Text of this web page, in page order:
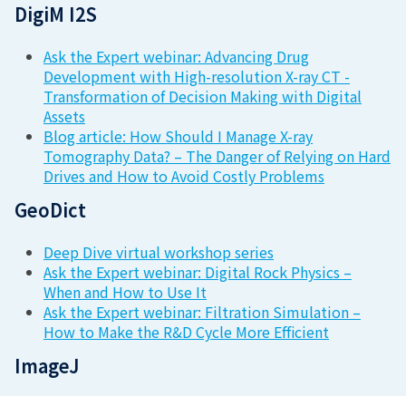
DigiM I2S
Ask the Expert webinar: Advancing Drug
Development with High-resolution X-ray CT -
Transformation of Decision Making with Digital
Assets
Blog article: How Should I Manage X-ray
Tomography Data? – The Danger of Relying on Hard
Drives and How to Avoid Costly Problems
GeoDict
Deep Dive virtual workshop series
Ask the Expert webinar: Digital Rock Physics –
When and How to Use It
Ask the Expert webinar: Filtration Simulation –
How to Make the R&D Cycle More Efficient
ImageJ